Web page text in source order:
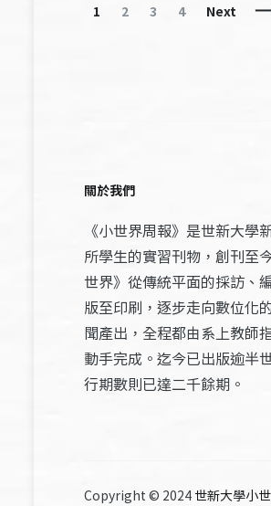
Posts
Page
1 Page
2 Page
3 Page
4 Next
關於我們
《小世界周報》是世新大學
所學生的實習刊物，創刊至
世界》從傳統平面的採訪、
版至印刷，逐步走向數位化
聞產出，全程都由系上教師
動手完成。迄今已出版逾半
行期數則已達二千餘期。
Copyright © 2024 世新大學小